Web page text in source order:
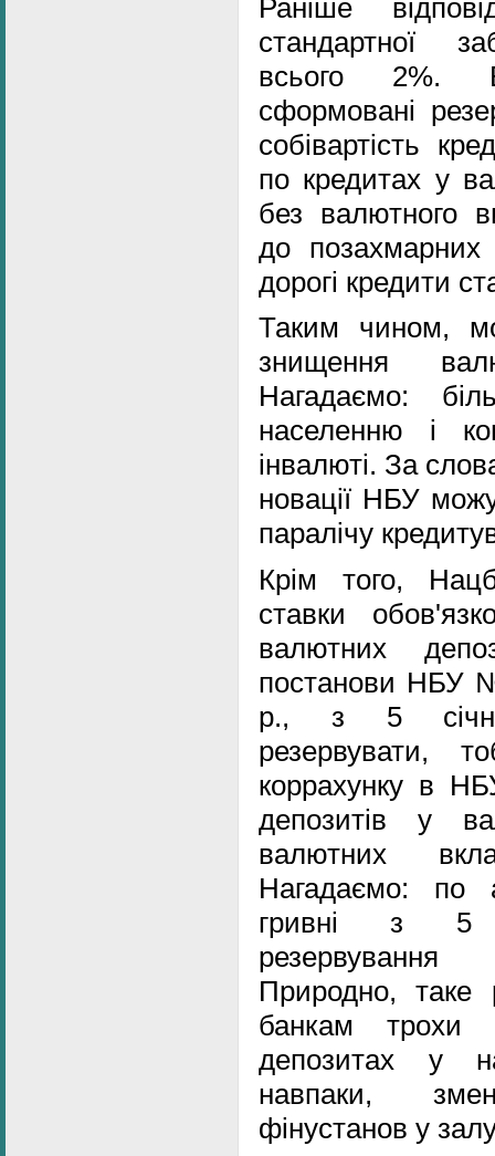
Раніше
стандартної
всього 2%.
сформовані
собівартість
по кредитах у
без валютного
до позахмарних
дорогі кредити
Таким чином,
знищення
Нагадаємо:
населенню і
інвалюті. За
новації НБУ
паралічу
Крім того,
ставки
валютних
постанови НБУ
р., з 5 січня
резервувати,
коррахунку в
депозитів у
валютних
Нагадаємо: по
гривні з 5
резервування
Природно, таке
банкам трохи
депозитах у
навпаки,
фінустанов у